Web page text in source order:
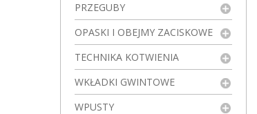
PRZEGUBY
OPASKI I OBEJMY ZACISKOWE
TECHNIKA KOTWIENIA
WKŁADKI GWINTOWE
WPUSTY